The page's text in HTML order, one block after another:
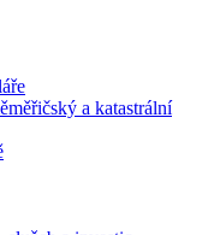
a katastrální